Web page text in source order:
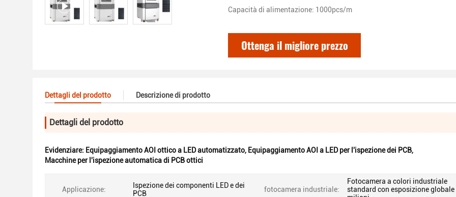
Capacità di alimentazione: 1000pcs/m
Ottenga il migliore prezzo
Dettagli del prodotto Descrizione di prodotto
Dettagli del prodotto
Evidenziare: Equipaggiamento AOI ottico a LED automatizzato, Equipaggiamento AOI a LED per l'ispezione dei PCB,
Macchine per l'ispezione automatica di PCB ottici
Applicazione:
Ispezione dei componenti LED e dei
PCB
fotocamera industriale:
Fotocamera a colori industriale
standard con esposizione globale